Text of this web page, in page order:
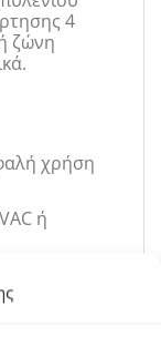
4
ζώνη
χρήση
ή
του